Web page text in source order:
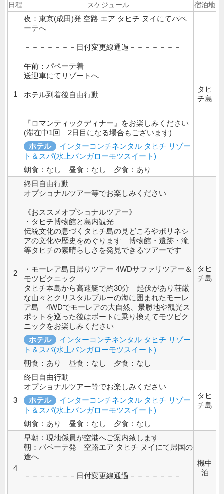
日程 スケジュール 宿泊地
1
夜：東京(成田)発 空路 エア タヒチ ヌイにてパペ
ーテへ
－－－－－－－日付変更線通過－－－－－－－
午前：パペーテ着
送迎車にてリゾートへ
ホテル到着後自由行動
『ロマンティックディナー』をお楽しみください
(滞在中1回 2日目になる場合もございます)
ホテル
インターコンチネンタル タヒチ リゾー
ト＆スパ(水上バンガローモツスイート)
朝食：なし 昼食：なし 夕食：あり
タヒ
チ島
2
終日自由行動
オプショナルツアー等でお楽しみください
《おススメオプショナルツアー》
・タヒチ博物館と島内観光
伝統文化の息づくタヒチ島の見どころやポリネシ
アの文化や歴史をめぐります 博物館・遺跡・滝
等タヒチの素晴らしさを発見できるツアーです
・モーレア島日帰りツアー 4WDサファリツアー＆
モツピクニック
タヒチ本島から高速艇で約30分 起伏があり荘厳
な山々とクリスタルブルーの海に囲まれたモーレ
ア島 4WDでモーレアの大自然、景勝地や観光ス
ポットを巡った後はボートに乗り換えてモツピク
ニックをお楽しみください
ホテル
インターコンチネンタル タヒチ リゾー
ト＆スパ(水上バンガローモツスイート)
朝食：あり 昼食：なし 夕食：なし
タヒ
チ島
3
終日自由行動
オプショナルツアー等でお楽しみください
ホテル
インターコンチネンタル タヒチ リゾー
ト＆スパ(水上バンガローモツスイート)
朝食：あり 昼食：なし 夕食：なし
タヒ
チ島
4
早朝：現地係員が空港へご案内致します
朝：パペーテ発 空路エア タヒチ ヌイにて帰国の
途へ
－－－－－－－日付変更線通過－－－－－－－
機中
泊